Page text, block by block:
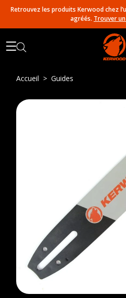
Retrouvez les produits Kerwood chez
agréés. Trouver
Accueil Guides